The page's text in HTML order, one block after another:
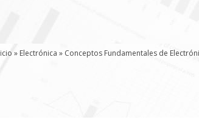
» Electrónica » Conceptos Fundamentales de